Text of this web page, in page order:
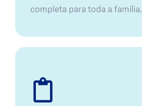
completa para toda a família.